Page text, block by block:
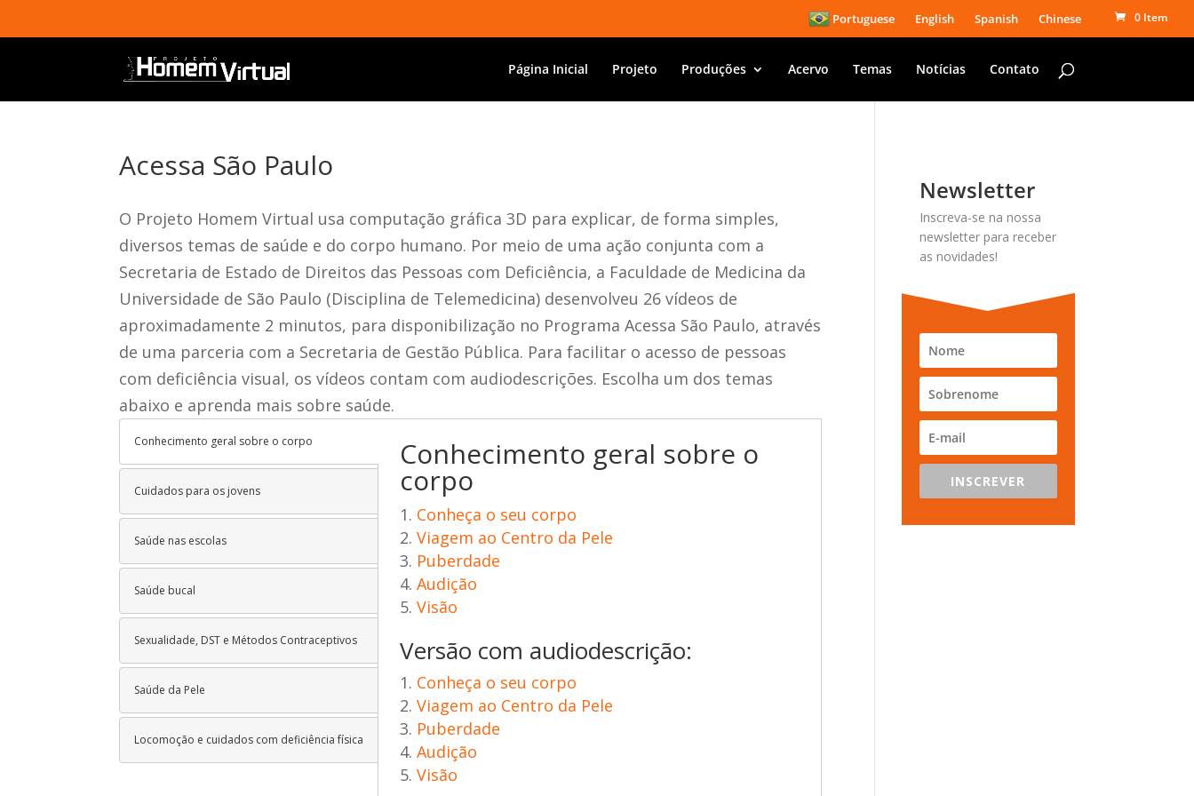
Portuguese English Spanish Chinese 0 Item
Página Inicial Projeto Produções Acervo Temas Notícias Contato
Acessa São Paulo
O Projeto Homem Virtual usa computação gráfica 3D para explicar, de forma simples,
diversos temas de saúde e do corpo humano. Por meio de uma ação conjunta com a
Secretaria de Estado de Direitos das Pessoas com Deficiência, a Faculdade de Medicina da
Universidade de São Paulo (Disciplina de Telemedicina) desenvolveu 26 vídeos de
aproximadamente 2 minutos, para disponibilização no Programa Acessa São Paulo, através
de uma parceria com a Secretaria de Gestão Pública. Para facilitar o acesso de pessoas
com deficiência visual, os vídeos contam com audiodescrições. Escolha um dos temas
abaixo e aprenda mais sobre saúde.
Conhecimento geral sobre o corpo
Cuidados para os jovens
Saúde nas escolas
Saúde bucal
Sexualidade, DST e Métodos Contraceptivos
Saúde da Pele
Locomoção e cuidados com deficiência física
Conhecimento geral sobre o
corpo
Conheça o seu corpo
Viagem ao Centro da Pele
Puberdade
Audição
Visão
Versão com audiodescrição:
Conheça o seu corpo
Viagem ao Centro da Pele
Puberdade
Audição
Visão
Newsletter
Inscreva-se na nossa
newsletter para receber
as novidades!
INSCREVER